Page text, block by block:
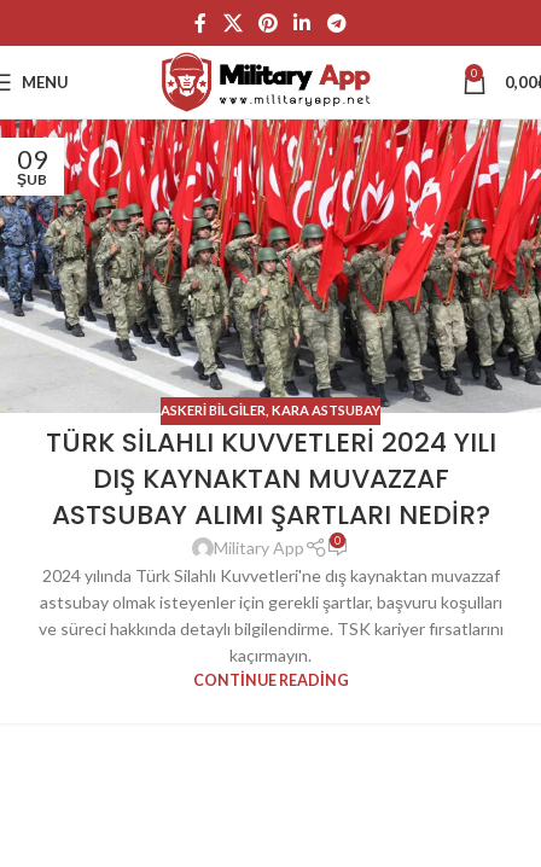
MENU 0 0,00
09
ŞUB
ASKERI BILGILER KARA ASTSUBAY
TÜRK SİLAHLI KUVVETLERİ 2024 YILI
DIŞ KAYNAKTAN MUVAZZAF
ASTSUBAY ALIMI ŞARTLARI NEDİR?
Military App 0
2024 yılında Türk Silahlı Kuvvetleri'ne dış kaynaktan muvazzaf
astsubay olmak isteyenler için gerekli şartlar, başvuru koşulları
ve süreci hakkında detaylı bilgilendirme. TSK kariyer fırsatlarını
kaçırmayın.
CONTINUE READING